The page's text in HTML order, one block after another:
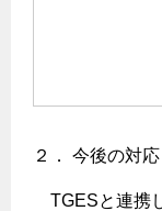
道路・敷地内で
ガスメーターの
ガス温水床暖房
２． 今後の対応
TGESと連携